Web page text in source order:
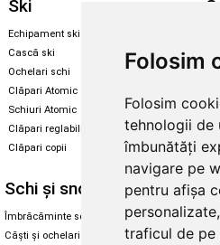
Folosim
Folosim
tehnologii de
îmbunătăți
navigare pe
pentru afișa
traficul de pe
Ski
Echipament ski
Cască ski
Ochelari schi
Clăpari Atomic
Schiuri Atomic
Clăpari reglabili
Clăpari copii
Schi și snowboard
Îmbrăcăminte schi și snowboard
Căști și ochelari de iarnă